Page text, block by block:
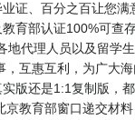
证、百分之百让您
育部认证100%可
代理人员以及留学
，互惠互利，为广
实版还是1:1复制版
教育部窗口递交材